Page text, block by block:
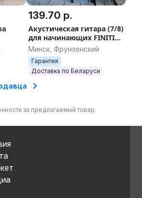
139.70 р.
Акустическая гитара (7/8)
для начинающих FINITI
3820
Минск, Фрунзенский
Гарантия
Доставка по Беларуси
за предлагаемый товар.